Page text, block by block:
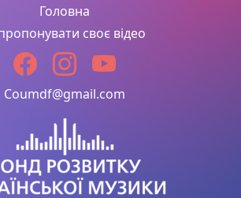
Головна
своє відео
Coumdf@gmail.com